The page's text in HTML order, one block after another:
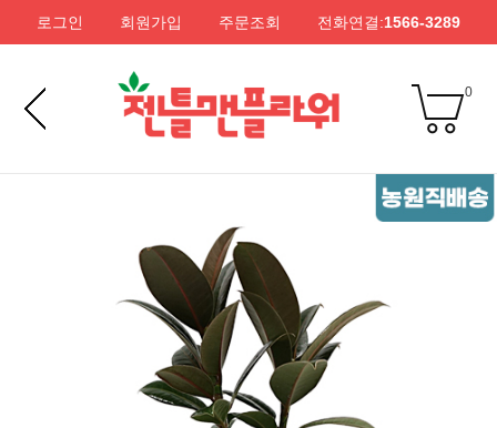
로그인 회원가입 주문조회 전화연결:1566-3289
0